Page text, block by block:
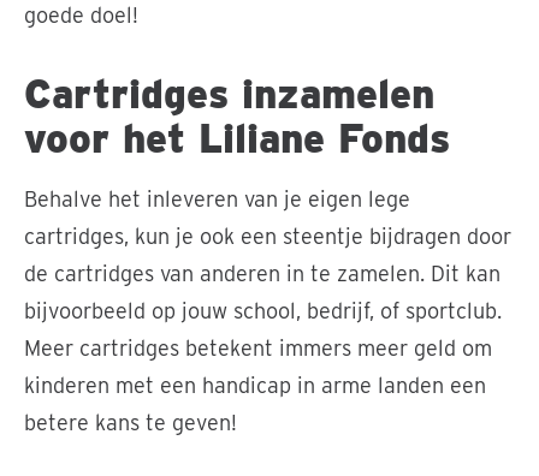
goede doel!
Cartridges inzamelen
voor het Liliane Fonds
Behalve het inleveren van je eigen lege
cartridges, kun je ook een steentje bijdragen door
de cartridges van anderen in te zamelen. Dit kan
bijvoorbeeld op jouw school, bedrijf, of sportclub.
Meer cartridges betekent immers meer geld om
kinderen met een handicap in arme landen een
betere kans te geven!